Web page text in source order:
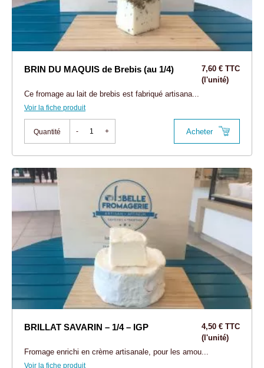
BRIN DU MAQUIS de Brebis (au 1/4)
7,60 € TTC
(l'unité)
Ce fromage au lait de brebis est fabriqué artisana...
Voir la fiche produit
Quantité - + Acheter
BRILLAT SAVARIN – 1/4 – IGP
4,50 € TTC
(l'unité)
Fromage enrichi en crème artisanale, pour les amou...
Voir la fiche produit